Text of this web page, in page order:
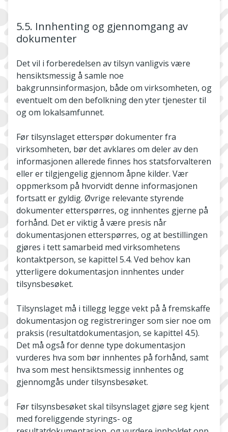
5.5. Innhenting og gjennomgang av
dokumenter
Det vil i forberedelsen av tilsyn vanligvis være
hensiktsmessig å samle noe
bakgrunnsinformasjon, både om virksomheten, og
eventuelt om den befolkning den yter tjenester til
og om lokalsamfunnet.
Før tilsynslaget etterspør dokumenter fra
virksomheten, bør det avklares om deler av den
informasjonen allerede finnes hos statsforvalteren
eller er tilgjengelig gjennom åpne kilder. Vær
oppmerksom på hvorvidt denne informasjonen
fortsatt er gyldig. Øvrige relevante styrende
dokumenter etterspørres, og innhentes gjerne på
forhånd. Det er viktig å være presis når
dokumentasjonen etterspørres, og at bestillingen
gjøres i tett samarbeid med virksomhetens
kontaktperson, se kapittel 5.4. Ved behov kan
ytterligere dokumentasjon innhentes under
tilsynsbesøket.
Tilsynslaget må i tillegg legge vekt på å fremskaffe
dokumentasjon og registreringer som sier noe om
praksis (resultatdokumentasjon, se kapittel 4.5).
Det må også for denne type dokumentasjon
vurderes hva som bør innhentes på forhånd, samt
hva som mest hensiktsmessig innhentes og
gjennomgås under tilsynsbesøket.
Før tilsynsbesøket skal tilsynslaget gjøre seg kjent
med foreliggende styrings- og